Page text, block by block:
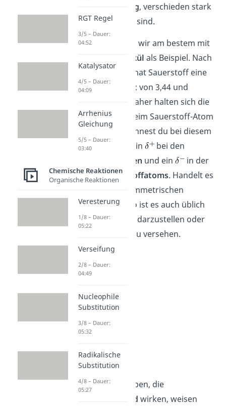
Ladungsverteilung, verschieden stark
negativ polarisiert sind.
Dies verdeutlichen wir am bestem mit
Wassermolekül als Beispiel. Nach
der Pauling-Skala hat Sauerstoff eine
Elektronegativität von 3,44 und
Wasserstoff 2,2. Daher halten sich die
Elektronen eher beim Sauerstoff-Atom
auf. Dies kennzeichnest du bei diesem
Molekül durch je ein
bei den
Wasserstoffatomen und ein
in der
Nähe desSauerstoffatoms. Handelt es
sich um einen asymmetrischen
Dipolcharakter
, so ist es auch üblich
eines der größer darzustellen oder
mit einem Faktor zu versehen.
+I Effekt
Funktionelle Gruppen, die
elektronschiebend wirken, weisen
RGT Regel
3/5 – Dauer:
04:52
Katalysator
4/5 – Dauer:
04:09
Arrhenius
Gleichung
5/5 – Dauer:
03:40
Chemische Reaktionen
Organische Reaktionen
Veresterung
1/8 – Dauer:
05:22
Verseifung
2/8 – Dauer:
04:49
Nucleophile
Substitution
3/8 – Dauer:
05:32
Radikalische
Substitution
4/8 – Dauer:
05:27